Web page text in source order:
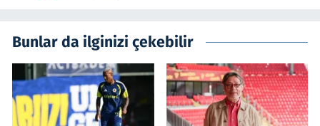
Bunlar da ilginizi çekebilir